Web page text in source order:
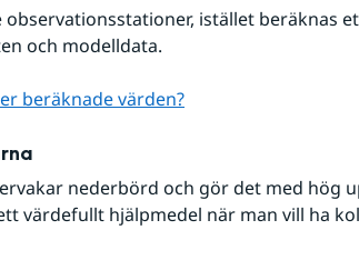
istället beräknas
och modelldata.
beräknade värden?
nederbörd och gör det med hög
värdefullt hjälpmedel när man vill ha